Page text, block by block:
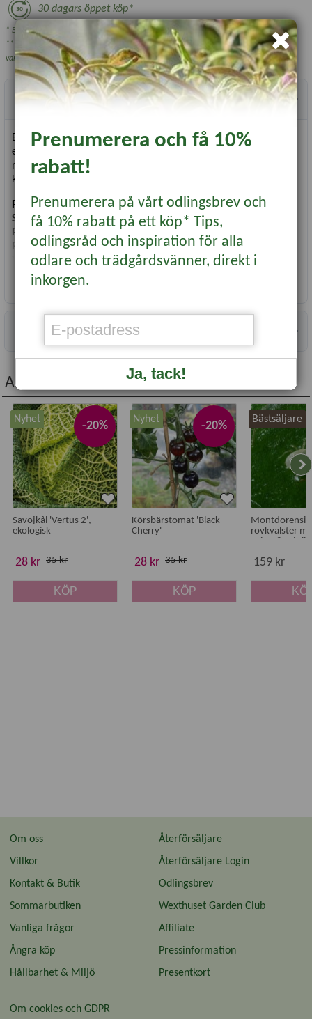
30 dagars öppet köp*
* Ej växter, nyttodjur och beställningsvara, se villkor.
** Gäller ej växthus, plantskoleväxter och vissa övriga skrymmande
varor.
Produktbeskrivning
Ekologiskt odlad schalottenlök. Den avlånga formen gör den
extra lätt att skiva. Aromatisk, och god att både grilla och äta
rå. Schalottenlök växer i knippen och varje sättlök ger ett nytt
knippe lökar.
Planteringstid: Apr-maj
Skörd: Juli-aug
Plantavstånd, cm : 15
Radavstånd, cm: 25
Växtläge : Sol till halvskugga
Förpackningen innehåller 200 gram sättlök
Information
Andra köpte även...
-20%
Nyhet
Savojkål 'Vertus 2',
ekologisk
28 kr 35 kr
KÖP
-20%
Nyhet
Körsbärstomat 'Black
Cherry'
28 kr 35 kr
KÖP
Bästsäljare
rovkvalster
159 kr
Om oss
Villkor
Kontakt & Butik
Sommarbutiken
Vanliga frågor
Ångra köp
Hållbarhet & Miljö
Återförsäljare
Återförsäljare Login
Odlingsbrev
Wexthuset Garden Club
Affiliate
Pressinformation
Presentkort
Om cookies och GDPR
Prenumerera och få 10%
rabatt!
Prenumerera på vårt odlingsbrev och
få 10% rabatt på ett köp* Tips,
odlingsråd och inspiration för alla
odlare och trädgårdsvänner, direkt i
inkorgen.
Ja, tack!